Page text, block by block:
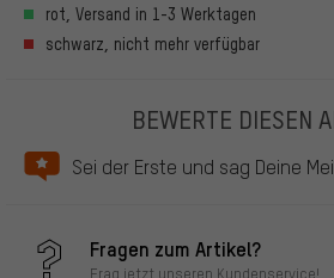
rot, Versand in 1-3 Werktagen
schwarz, nicht mehr verfügbar
BEWERTE DIESEN
Sei der Erste und sag Deine
Fragen zum Artikel?
Frag jetzt unseren Kundenservice!